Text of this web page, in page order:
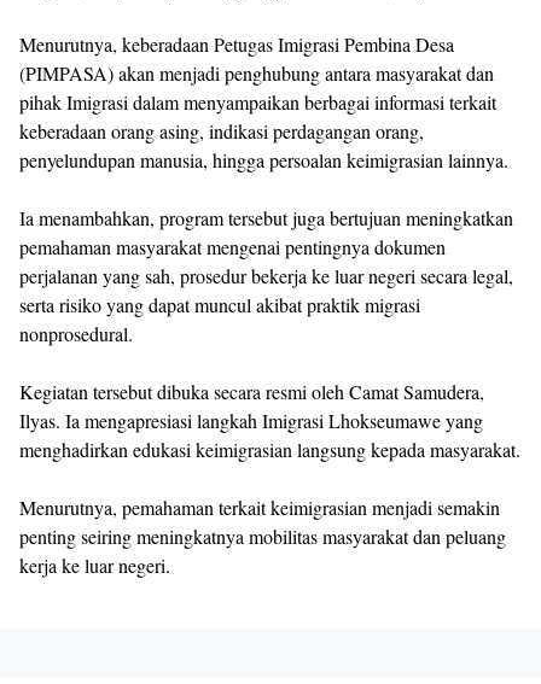
Menurutnya, keberadaan Petugas Imigrasi Pembina Desa
(PIMPASA) akan menjadi penghubung antara masyarakat dan
pihak Imigrasi dalam menyampaikan berbagai informasi terkait
keberadaan orang asing, indikasi perdagangan orang,
penyelundupan manusia, hingga persoalan keimigrasian lainnya.
Ia menambahkan, program tersebut juga bertujuan meningkatkan
pemahaman masyarakat mengenai pentingnya dokumen
perjalanan yang sah, prosedur bekerja ke luar negeri secara legal,
serta risiko yang dapat muncul akibat praktik migrasi
nonprosedural.
Kegiatan tersebut dibuka secara resmi oleh Camat Samudera,
Ilyas. Ia mengapresiasi langkah Imigrasi Lhokseumawe yang
menghadirkan edukasi keimigrasian langsung kepada masyarakat.
Menurutnya, pemahaman terkait keimigrasian menjadi semakin
penting seiring meningkatnya mobilitas masyarakat dan peluang
kerja ke luar negeri.